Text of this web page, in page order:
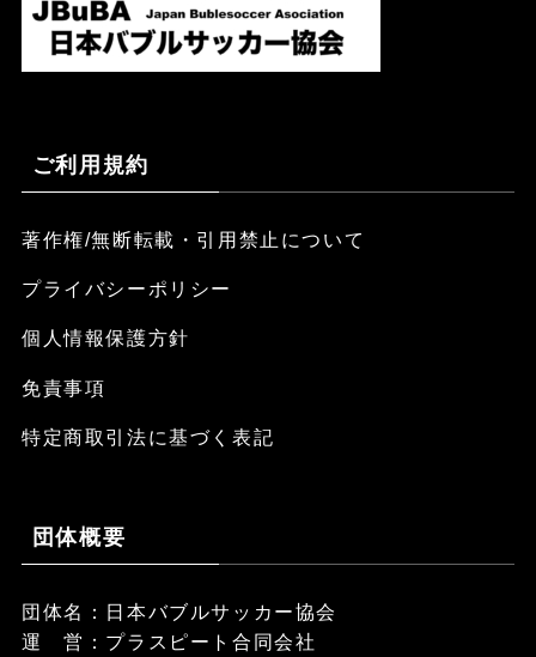
ご利用規約
著作権/無断転載・引用禁止について
プライバシーポリシー
個人情報保護方針
免責事項
特定商取引法に基づく表記
団体概要
団体名：日本バブルサッカー協会
運 営：プラスピート合同会社